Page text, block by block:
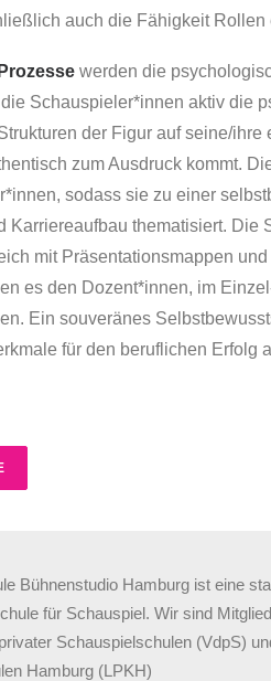
auch die Fähigkeit Rollen
werden die
Schauspieler*innen aktiv die
der Figur auf seine/
zum Ausdruck kommt.
sodass sie zu einer
Karriereaufbau thematisiert.
mit Präsentationsmappen
es den Dozent*innen, im
Ein souveränes
für den beruflichen Erfolg
Bühnenstudio Hamburg ist eine
für Schauspiel. Wir sind
Schauspielschulen (VdpS)
Hamburg (LPKH)